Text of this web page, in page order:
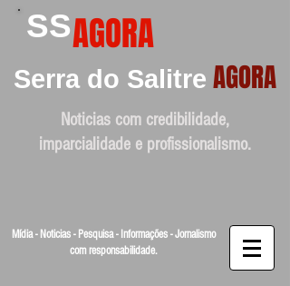
SSAGORA
Serra do Salitre AGORA
Noticias com credibilidade,
imparcialidade e profissionalismo.
Mídia - Noticias - Pesquisa - Informações - Jornalismo
com responsabilidade.